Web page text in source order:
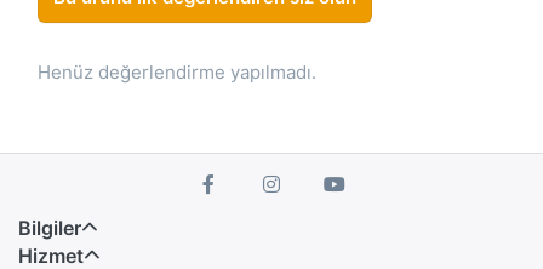
Henüz değerlendirme yapılmadı.
Bilgiler
Hizmet